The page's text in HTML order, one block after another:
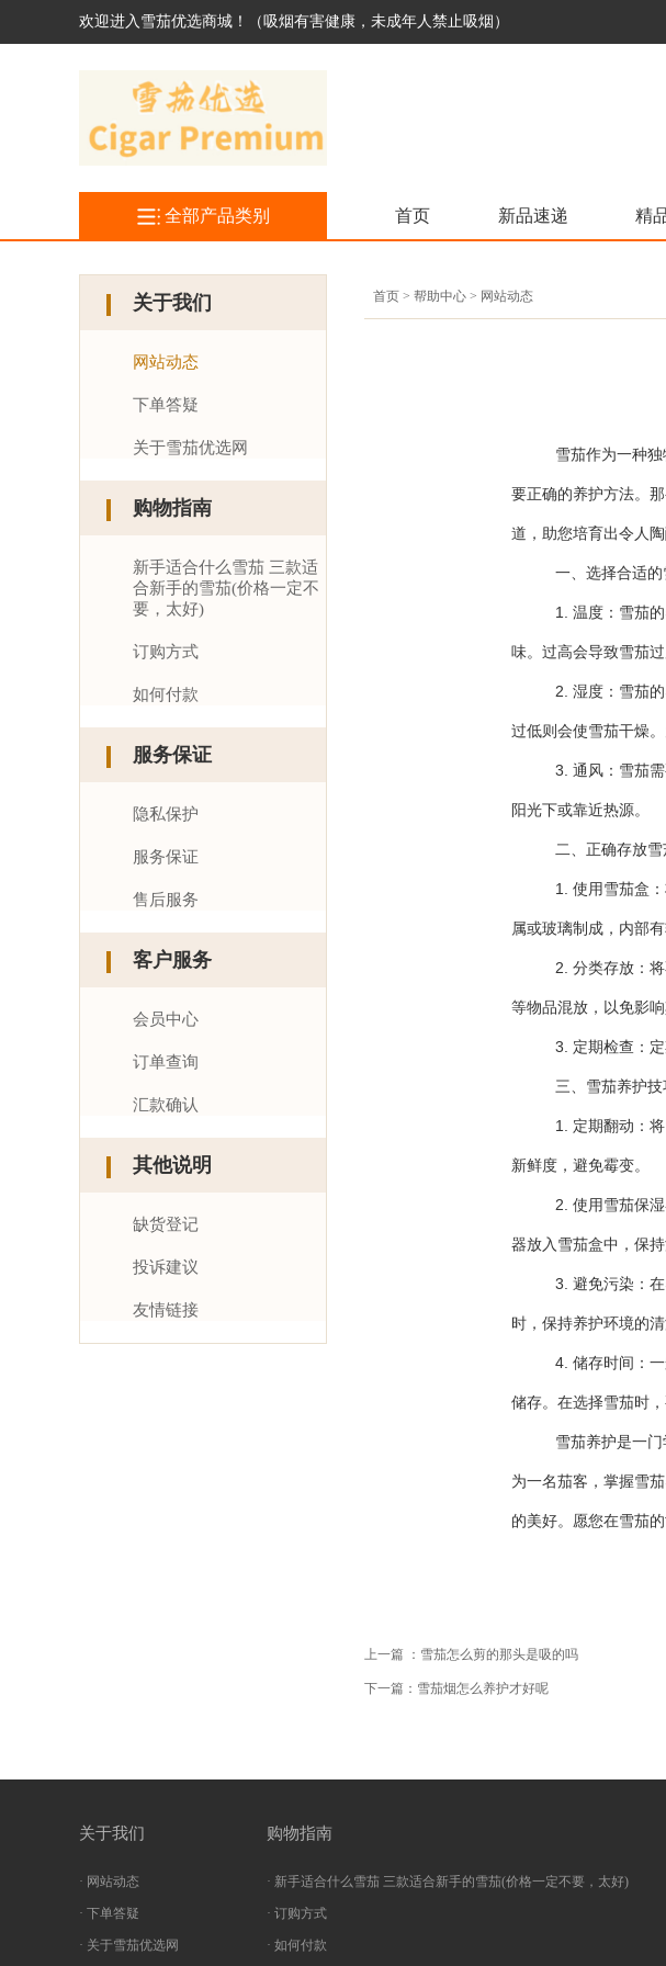
欢迎进入雪茄优选商城！（吸烟有害健康，未成年人禁止吸烟）
全部产品类别 首页 新品速递 精
关于我们
网站动态
下单答疑
关于雪茄优选网
购物指南
新手适合什么雪茄 三款适
合新手的雪茄(价格一定不
要，太好)
订购方式
如何付款
服务保证
隐私保护
服务保证
售后服务
客户服务
会员中心
订单查询
汇款确认
其他说明
缺货登记
投诉建议
友情链接
首页 > 帮助中心 > 网站动态
雪茄作为一种
要正确的养护方法。
道，助您培育出令人陶
一、选择合适
1. 温度：雪茄
味。过高会导致雪茄
2. 湿度：雪茄
过低则会使雪茄干燥
3. 通风：雪茄
阳光下或靠近热源。
二、正确存放雪
1. 使用雪茄盒
属或玻璃制成，内部
2. 分类存放：
等物品混放，以免影响
3. 定期检查：
三、雪茄养护技
1. 定期翻动：
新鲜度，避免霉变。
2. 使用雪茄保
器放入雪茄盒中，保持
3. 避免污染：
时，保持养护环境的
4. 储存时间：
储存。在选择雪茄时
雪茄养护是一
为一名茄客，掌握雪
的美好。愿您在雪茄
上一篇 ：雪茄怎么剪的那头是吸的吗
下一篇：雪茄烟怎么养护才好呢
关于我们
· 网站动态
· 下单答疑
· 关于雪茄优选网
购物指南
· 新手适合什么雪茄 三款适合新手的雪茄(价格一定不要，太好)
· 订购方式
· 如何付款